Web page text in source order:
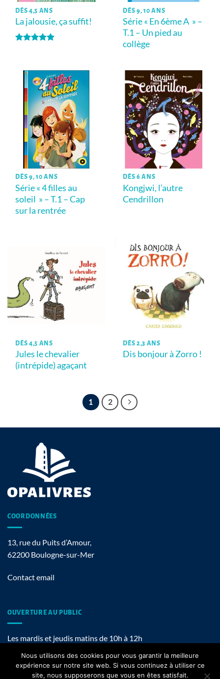
DÈS 4,5 ANS
La jalousie, ça suffit!
DÈS 9, 10 ANS
Série « En 6ème A » –
T.1 – Un pied au
collège
DÈS 9, 10 ANS
Série « 4 filles au
soleil » – T.1 – Cap
sur la rentrée
DÈS 6 ANS
Kongjwi, l’autre
Cendrillon
DÈS 4,5 ANS
Jules le chevalier
(intrépide) agaçant
DÈS 2,3 ANS
Dis bonjour à Zorro !
1 2
COORDONNÉES
13, rue du Puits d’Amour,
62200 Boulogne-sur-Mer
Contact email
OUVERTURE AU PUBLIC
Les mardis et jeudis matins de 10h à 12h
Nous utilisons des cookies pour vous garantir la meilleure
expérience sur notre site web. Si vous continuez à utiliser ce
site, nous supposerons que vous en êtes satisfait.